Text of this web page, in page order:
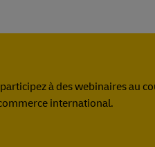
à des webinaires au
international.